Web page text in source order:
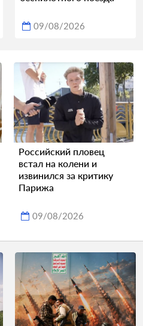
09/08/2026
Российский пловец
встал на колени и
извинился за критику
Парижа
09/08/2026